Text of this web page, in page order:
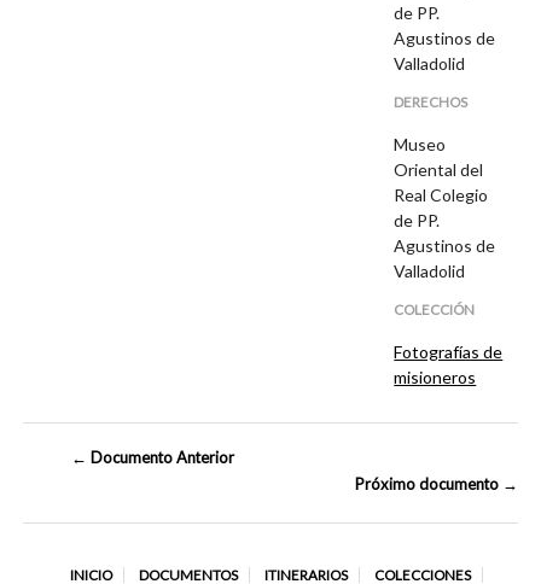
de PP.
Agustinos de
Valladolid
DERECHOS
Museo
Oriental del
Real Colegio
de PP.
Agustinos de
Valladolid
COLECCIÓN
Fotografías de
misioneros
← Documento Anterior
Próximo documento →
INICIO DOCUMENTOS ITINERARIOS COLECCIONES